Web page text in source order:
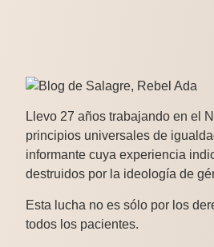
Llevo 27 años trabajando en el
principios universales de
informante cuya experiencia
destruidos por la ideología de
Esta lucha no es sólo por los
todos los pacientes.